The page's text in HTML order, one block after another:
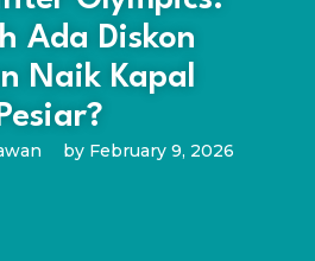
Ada Diskon
Naik Kapal
byFebruary 9, 2026